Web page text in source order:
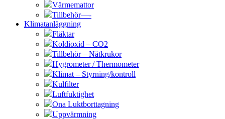
Värmemattor
Tillbehör—-
Klimatanläggning
Fläktar
Koldioxid – CO2
Tillbehör – Nätkrukor
Hygrometer / Thermometer
Klimat – Styrning/kontroll
Kulfilter
Luftfuktighet
Ona Luktborttagning
Uppvärmning